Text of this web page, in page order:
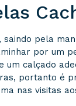
pela
por um
calçado
portanto é
nas visitas